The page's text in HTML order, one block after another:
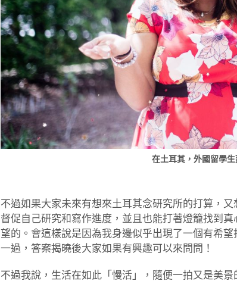
在土耳其，外國留學生
不過如果大家未來有想來土耳其念研究所的打算，
督促自己研究和寫作進度，並且也能打著燈籠找到
望的。會這樣說是因為我身邊似乎出現了一個有希
一過，答案揭曉後大家如果有興趣可以來問問！
不過我說，生活在如此「慢活」，隨便一拍又是美